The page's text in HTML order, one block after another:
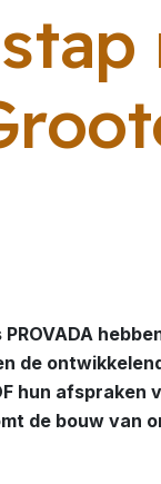
de
hun afspraken
de bouw van